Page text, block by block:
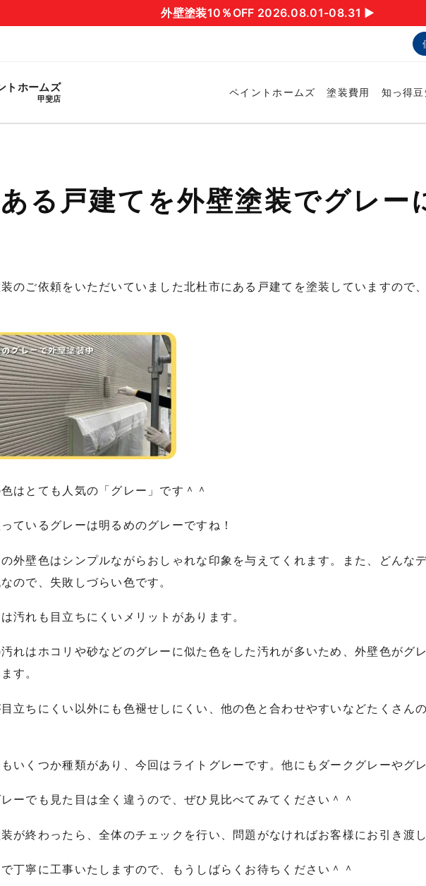
外壁塗装10％OFF 2026.08.01-08.31 ▶︎
トホームズ
甲斐店
ペイントホームズ 塗装費用 知っ得
る戸建てを外壁塗装でグレー
のご依頼をいただいていました北杜市にある戸建てを塗装していますので
はとても人気の「グレー」です＾＾
ているグレーは明るめのグレーですね！
外壁色はシンプルながらおしゃれな印象を与えてくれます。また、どんな
ので、失敗しづらい色です。
汚れも目立ちにくいメリットがあります。
れはホコリや砂などのグレーに似た色をした汚れが多いため、外壁色がグ
す。
立ちにくい以外にも色褪せしにくい、他の色と合わせやすいなどたくさん
いくつか種類があり、今回はライトグレーです。他にもダークグレーやグ
ーでも見た目は全く違うので、ぜひ見比べてみてください＾＾
が終わったら、全体のチェックを行い、問題がなければお客様にお引き渡
丁寧に工事いたしますので、もうしばらくお待ちください＾＾